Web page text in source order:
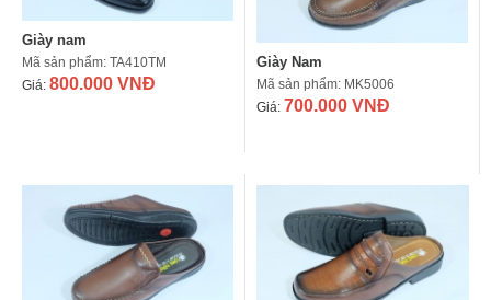
Giày nam
Mã sản phẩm: TA410TM
Giá: 800.000 VNĐ
Giày Nam
Mã sản phẩm: MK5006
Giá: 700.000 VNĐ